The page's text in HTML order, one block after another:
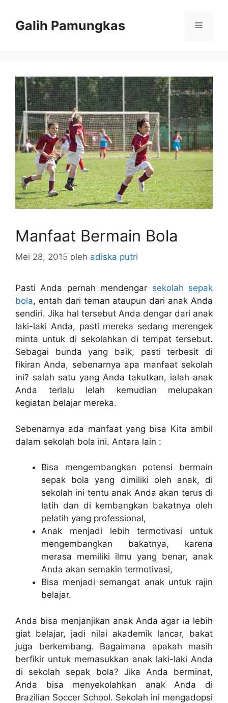
Galih Pamungkas Menu
Manfaat Bermain Bola
Mei 28, 2015 oleh adiska putri
Pasti Anda pernah mendengar sekolah sepak
bola, entah dari teman ataupun dari anak Anda
sendiri. Jika hal tersebut Anda dengar dari anak
laki-laki Anda, pasti mereka sedang merengek
minta untuk di sekolahkan di tempat tersebut.
Sebagai bunda yang baik, pasti terbesit di
fikiran Anda, sebenarnya apa manfaat sekolah
ini? salah satu yang Anda takutkan, ialah anak
Anda terlalu lelah kemudian melupakan
kegiatan belajar mereka.
Sebenarnya ada manfaat yang bisa Kita ambil
dalam sekolah bola ini. Antara lain :
Bisa mengembangkan potensi bermain
sepak bola yang dimiliki oleh anak, di
sekolah ini tentu anak Anda akan terus di
latih dan di kembangkan bakatnya oleh
pelatih yang professional,
Anak menjadi lebih termotivasi untuk
mengembangkan bakatnya, karena
merasa memiliki ilmu yang benar, anak
Anda akan semakin termotivasi,
Bisa menjadi semangat anak untuk rajin
belajar.
Anda bisa menjanjikan anak Anda agar ia lebih
giat belajar, jadi nilai akademik lancar, bakat
juga berkembang. Bagaimana apakah masih
berfikir untuk memasukkan anak laki-laki Anda
di sekolah sepak bola? Jika Anda berminat,
Anda bisa menyekolahkan anak Anda di
Brazilian Soccer School. Sekolah ini mengadopsi